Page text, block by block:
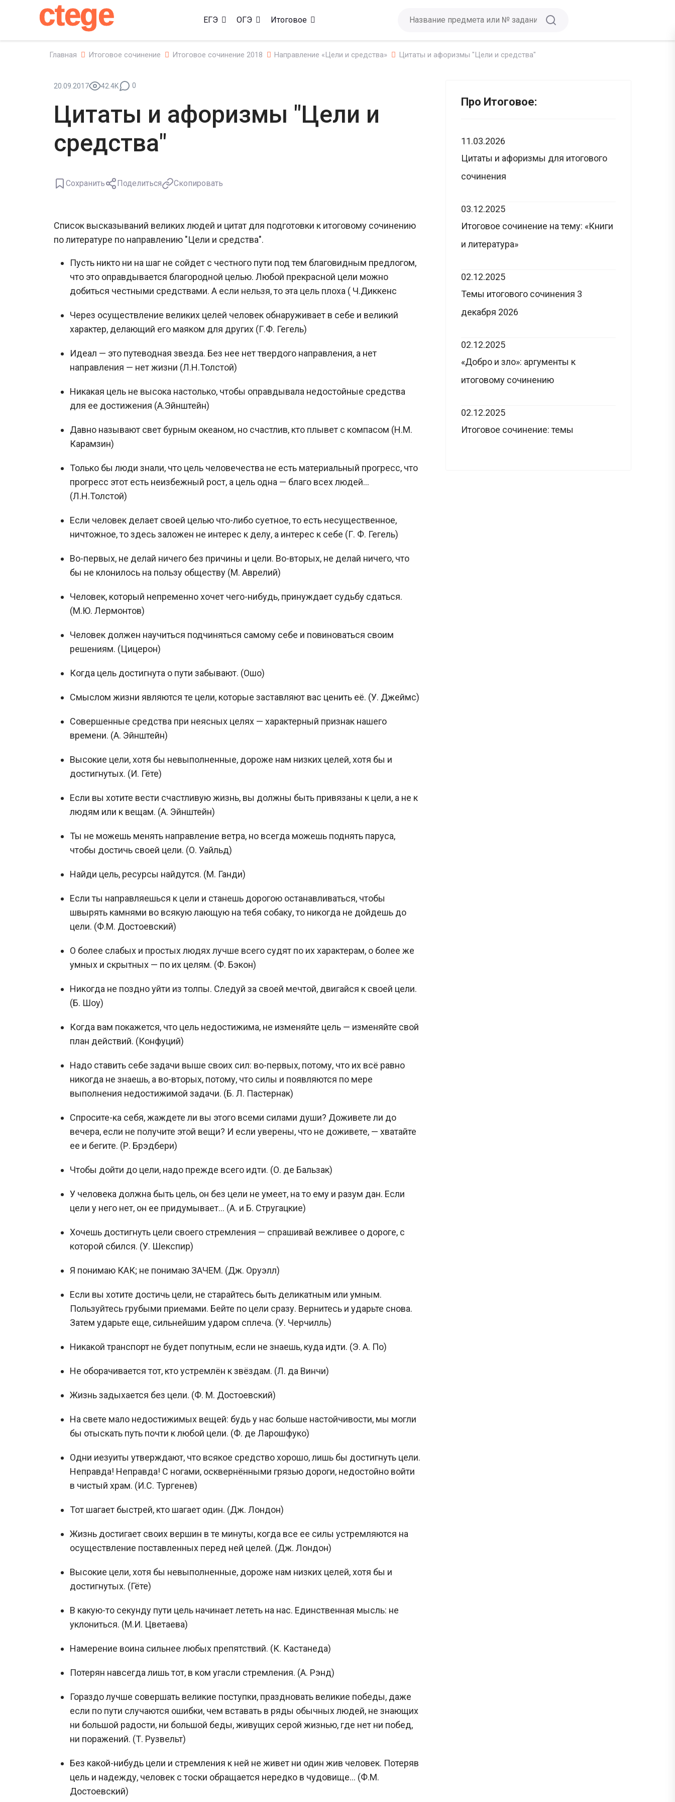
ctege ЕГЭ ОГЭ Итоговое
Главная Итоговое сочинение Итоговое сочинение 2018 Направление «Цели и средства» Цитаты и афоризмы "Цели и средства"
20.09.2017 42.4K 0
Цитаты и афоризмы "Цели и
средства"
Сохранить Поделиться Скопировать
Список высказываний великих людей и цитат для подготовки к итоговому сочинению
по литературе по направлению "Цели и средства".
Пусть никто ни на шаг не сойдет с честного пути под тем благовидным предлогом,
что это оправдывается благородной целью. Любой прекрасной цели можно
добиться честными средствами. А если нельзя, то эта цель плоха ( Ч.Диккенс
Через осуществление великих целей человек обнаруживает в себе и великий
характер, делающий его маяком для других (Г.Ф. Гегель)
Идеал — это путеводная звезда. Без нее нет твердого направления, а нет
направления — нет жизни (Л.Н.Толстой)
Никакая цель не высока настолько, чтобы оправдывала недостойные средства
для ее достижения (А.Эйнштейн)
Давно называют свет бурным океаном, но счастлив, кто плывет с компасом (Н.М.
Карамзин)
Только бы люди знали, что цель человечества не есть материальный прогресс, что
прогресс этот есть неизбежный рост, а цель одна — благо всех людей...
(Л.Н.Толстой)
Если человек делает своей целью что-либо суетное, то есть несущественное,
ничтожное, то здесь заложен не интерес к делу, а интерес к себе (Г. Ф. Гегель)
Во-первых, не делай ничего без причины и цели. Во-вторых, не делай ничего, что
бы не клонилось на пользу обществу (М. Аврелий)
Человек, который непременно хочет чего-нибудь, принуждает судьбу сдаться.
(М.Ю. Лермонтов)
Человек должен научиться подчиняться самому себе и повиноваться своим
решениям. (Цицерон)
Когда цель достигнута о пути забывают. (Ошо)
Смыслом жизни являются те цели, которые заставляют вас ценить её. (У. Джеймс)
Совершенные средства при неясных целях — характерный признак нашего
времени. (А. Эйнштейн)
Высокие цели, хотя бы невыполненные, дороже нам низких целей, хотя бы и
достигнутых. (И. Гёте)
Если вы хотите вести счастливую жизнь, вы должны быть привязаны к цели, а не к
людям или к вещам. (А. Эйнштейн)
Ты не можешь менять направление ветра, но всегда можешь поднять паруса,
чтобы достичь своей цели. (О. Уайльд)
Найди цель, ресурсы найдутся. (М. Ганди)
Если ты направляешься к цели и станешь дорогою останавливаться, чтобы
швырять камнями во всякую лающую на тебя собаку, то никогда не дойдешь до
цели. (Ф.М. Достоевский)
О более слабых и простых людях лучше всего судят по их характерам, о более же
умных и скрытных — по их целям. (Ф. Бэкон)
Никогда не поздно уйти из толпы. Следуй за своей мечтой, двигайся к своей цели.
(Б. Шоу)
Когда вам покажется, что цель недостижима, не изменяйте цель — изменяйте свой
план действий. (Конфуций)
Надо ставить себе задачи выше своих сил: во-первых, потому, что их всё равно
никогда не знаешь, а во-вторых, потому, что силы и появляются по мере
выполнения недостижимой задачи. (Б. Л. Пастернак)
Спросите-ка себя, жаждете ли вы этого всеми силами души? Доживете ли до
вечера, если не получите этой вещи? И если уверены, что не доживете, — хватайте
ее и бегите. (Р. Брэдбери)
Чтобы дойти до цели, надо прежде всего идти. (О. де Бальзак)
У человека должна быть цель, он без цели не умеет, на то ему и разум дан. Если
цели у него нет, он ее придумывает... (А. и Б. Стругацкие)
Хочешь достигнуть цели своего стремления — спрашивай вежливее о дороге, с
которой сбился. (У. Шекспир)
Я понимаю КАК; не понимаю ЗАЧЕМ. (Дж. Оруэлл)
Если вы хотите достичь цели, не старайтесь быть деликатным или умным.
Пользуйтесь грубыми приемами. Бейте по цели сразу. Вернитесь и ударьте снова.
Затем ударьте еще, сильнейшим ударом сплеча. (У. Черчилль)
Никакой транспорт не будет попутным, если не знаешь, куда идти. (Э. А. По)
Не оборачивается тот, кто устремлён к звёздам. (Л. да Винчи)
Жизнь задыхается без цели. (Ф. М. Достоевский)
На свете мало недостижимых вещей: будь у нас больше настойчивости, мы могли
бы отыскать путь почти к любой цели. (Ф. де Ларошфуко)
Одни иезуиты утверждают, что всякое средство хорошо, лишь бы достигнуть цели.
Неправда! Неправда! С ногами, осквернёнными грязью дороги, недостойно войти
в чистый храм. (И.С. Тургенев)
Тот шагает быстрей, кто шагает один. (Дж. Лондон)
Жизнь достигает своих вершин в те минуты, когда все ее силы устремляются на
осуществление поставленных перед ней целей. (Дж. Лондон)
Высокие цели, хотя бы невыполненные, дороже нам низких целей, хотя бы и
достигнутых. (Гёте)
В какую-то секунду пути цель начинает лететь на нас. Единственная мысль: не
уклониться. (М.И. Цветаева)
Намерение воина сильнее любых препятствий. (К. Кастанеда)
Потерян навсегда лишь тот, в ком угасли стремления. (А. Рэнд)
Гораздо лучше совершать великие поступки, праздновать великие победы, даже
если по пути случаются ошибки, чем вставать в ряды обычных людей, не знающих
ни большой радости, ни большой беды, живущих серой жизнью, где нет ни побед,
ни поражений. (Т. Рузвельт)
Без какой-нибудь цели и стремления к ней не живет ни один жив человек. Потеряв
цель и надежду, человек с тоски обращается нередко в чудовище... (Ф.М.
Достоевский)
Про Итоговое:
11.03.2026
Цитаты и афоризмы для итогового
сочинения
03.12.2025
Итоговое сочинение на тему: «Книги
и литература»
02.12.2025
Темы итогового сочинения 3
декабря 2026
02.12.2025
«Добро и зло»: аргументы к
итоговому сочинению
02.12.2025
Итоговое сочинение: темы